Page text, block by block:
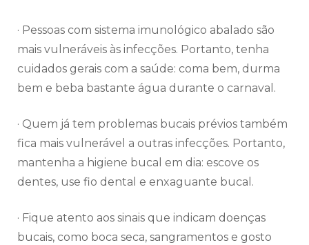
· Pessoas com sistema imunológico abalado são
mais vulneráveis às infecções. Portanto, tenha
cuidados gerais com a saúde: coma bem, durma
bem e beba bastante água durante o carnaval.
· Quem já tem problemas bucais prévios também
fica mais vulnerável a outras infecções. Portanto,
mantenha a higiene bucal em dia: escove os
dentes, use fio dental e enxaguante bucal.
· Fique atento aos sinais que indicam doenças
bucais, como boca seca, sangramentos e gosto